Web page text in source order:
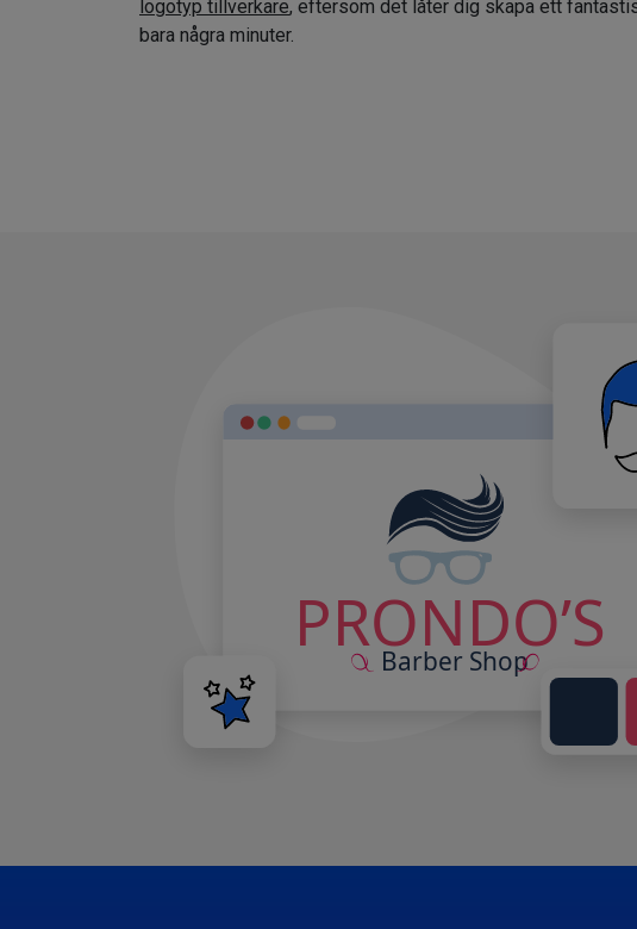
logotyp tillverkare, eftersom det låter dig skapa ett
bara några minuter.